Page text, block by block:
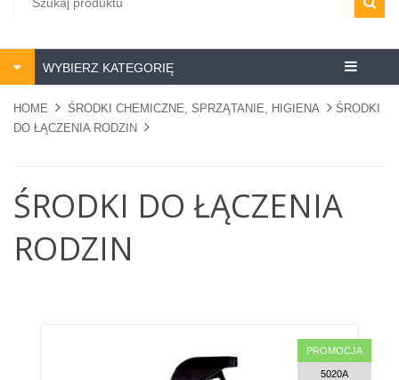
Centrum
WYBIERZ KATEGORIĘ
HOME ŚRODKI CHEMICZNE, SPRZĄTANIE, HIGIENA
ŚRODKI
DO ŁĄCZENIA RODZIN
ŚRODKI DO ŁĄCZENIA
RODZIN
PROMOCJA
5020A